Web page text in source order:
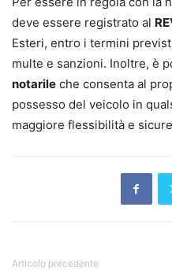
deve essere registrato al
Esteri, entro i termini
multe e sanzioni. Inoltre, è
notarile che consenta al
possesso del veicolo in
maggiore flessibilità e
Articolo precedente